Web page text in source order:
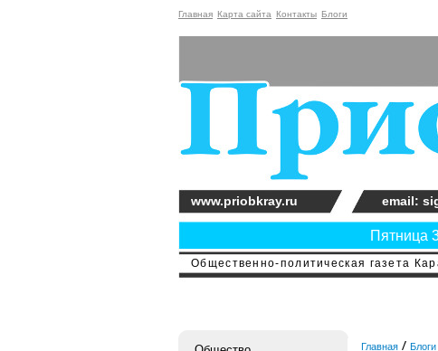
Главная Карта сайта Контакты Блоги
Общественно-политическая газета
Пятница
www.priobkray.ru email:
Главная Блоги